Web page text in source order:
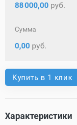
88000,00 руб.
Сумма
0,00 руб.
Купить в 1 клик
Характеристики